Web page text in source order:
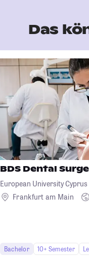
Das
BDS Dental
European University Cyprus
Frankfurt am Main
Bachelor 10+ Semester